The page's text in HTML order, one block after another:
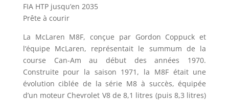
FIA HTP jusqu’en 2035
Prête à courir
La McLaren M8F, conçue par Gordon Coppuck et
l’équipe McLaren, représentait le summum de la
course Can-Am au début des années 1970.
Construite pour la saison 1971, la M8F était une
évolution ciblée de la série M8 à succès, équipée
d’un moteur Chevrolet V8 de 8,1 litres (puis 8,3 litres)